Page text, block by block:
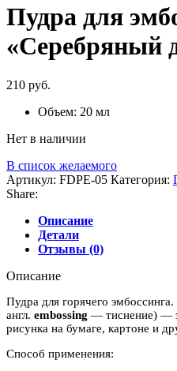
Пудра для
«Серебряный
210 руб.
Объем: 20 мл
Нет в наличии
В список желаемого
Артикул: FDPE-05 Категория:
Share:
Описание
Детали
Отзывы (0)
Описание
Пудра для горячего эмбоссинга.
англ. embossing — тиснение) —
рисунка на бумаге, картоне и
Способ применения: